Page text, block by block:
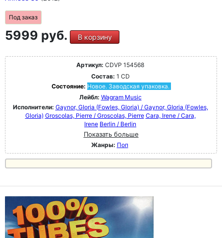
Под заказ
5999 руб. В корзину
Артикул: CDVP 154568
Состав: 1 CD
Состояние: Новое. Заводская упаковка.
Лейбл: Wagram Music
Исполнители: Gaynor, GIoria (Fowles, Gloria) / Gaynor, GIoria (Fowles,
Gloria) Groscolas, Pierre / Groscolas, Pierre Cara, Irene / Cara,
Irene Berlin / Berlin
Показать больше
Жанры: Поп